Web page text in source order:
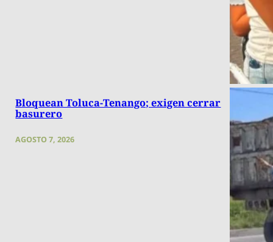
Bloquean Toluca-Tenango; exigen cerrar
basurero
AGOSTO 7, 2026